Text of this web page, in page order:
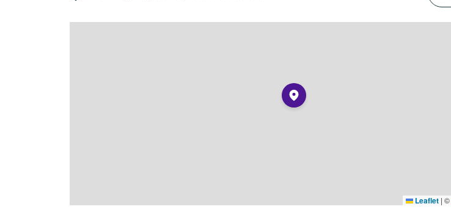
Leaflet | ©